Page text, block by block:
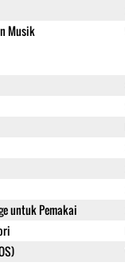
Musik
untuk Pemakai